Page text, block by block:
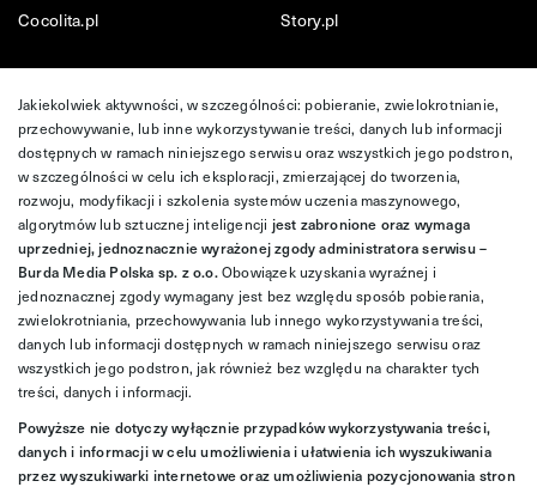
Cocolita.pl
Story.pl
Jakiekolwiek aktywności, w szczególności: pobieranie, zwielokrotnianie,
przechowywanie, lub inne wykorzystywanie treści, danych lub informacji
dostępnych w ramach niniejszego serwisu oraz wszystkich jego podstron,
w szczególności w celu ich eksploracji, zmierzającej do tworzenia,
rozwoju, modyfikacji i szkolenia systemów uczenia maszynowego,
algorytmów lub sztucznej inteligencji jest zabronione oraz wymaga
uprzedniej, jednoznacznie wyrażonej zgody administratora serwisu –
Burda Media Polska sp. z o.o.Obowiązek uzyskania wyraźnej i
jednoznacznej zgody wymagany jest bez względu sposób pobierania,
zwielokrotniania, przechowywania lub innego wykorzystywania treści,
danych lub informacji dostępnych w ramach niniejszego serwisu oraz
wszystkich jego podstron, jak również bez względu na charakter tych
treści, danych i informacji.
Powyższe nie dotyczy wyłącznie przypadków wykorzystywania treści,
danych i informacji w celu umożliwienia i ułatwienia ich wyszukiwania
przez wyszukiwarki internetowe oraz umożliwienia pozycjonowania stron